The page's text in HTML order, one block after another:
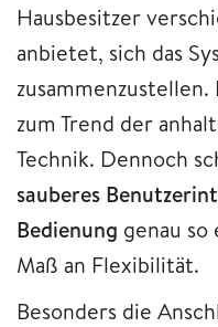
Hausbesitzer
anbietet, sich das
zum Trend der
Technik. Dennoch
sauberes
Bedienung genau
Maß an Flexibilität.
Besonders die